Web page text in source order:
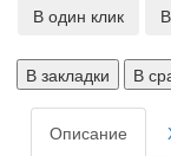
В один клик
В закладки В
Описание